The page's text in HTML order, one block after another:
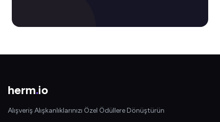
herm.io
Alışveriş Alışkanlıklarınızı Özel Ödüllere Dönüştürün